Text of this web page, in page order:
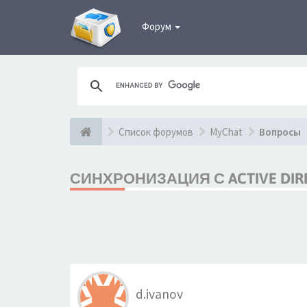
Форум
Список форумов MyChat Вопросы
СИНХРОНИЗАЦИЯ С ACTIVE
d.ivanov